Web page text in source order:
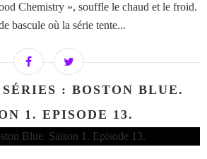
Chemistry », souffle le chaud et le froid.
bascule où la série tente...
: BOSTON BLUE.
1. EPISODE 13.